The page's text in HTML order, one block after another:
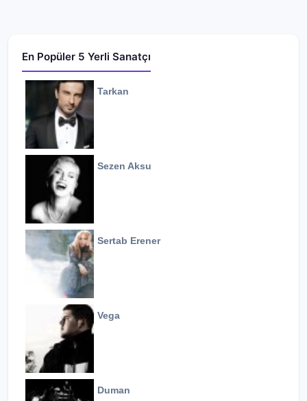
En Popüler 5 Yerli Sanatçı
Tarkan
Sezen Aksu
Sertab Erener
Vega
Duman